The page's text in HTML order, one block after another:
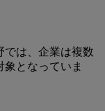
では、企業は複数
となっていま